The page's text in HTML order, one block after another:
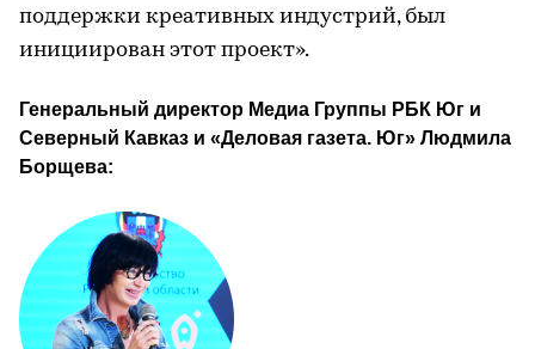
поддержки креативных индустрий, был
инициирован этот проект».
Генеральный директор Медиа Группы РБК Юг и
Северный Кавказ и «Деловая газета. Юг» Людмила
Борщева: